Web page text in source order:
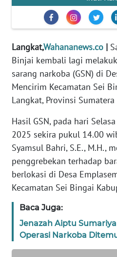
Langkat,Wahananews.co |
Binjai kembali lagi
sarang narkoba (GSN) di
Mencirim Kecamatan Sei
Langkat, Provinsi
Hasil GSN, pada hari
2025 sekira pukul 14.00
Syamsul Bahri, S.E., M.H.,
penggrebekan terhadap
berlokasi di Desa
Kecamatan Sei Bingai
Baca Juga:
Jenazah Aiptu
Operasi Narkoba
REDAKSI
KARIR
DISCLAIMER
Wahana
Regional
SUMUT
WN
JAKARTA
JABAR
WN
BANTEN